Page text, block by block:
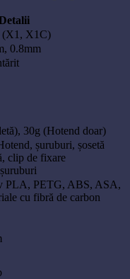
(X1, X1C)
0.8mm
30g (Hotend doar)
șuruburi, șosetă
clip de fixare
PLA, PETG, ABS, ASA,
cu fibră de carbon